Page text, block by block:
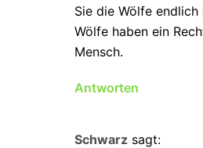
Sie die Wölfe
Wölfe haben ein
Mensch.
Antworten
Schwarz sagt: